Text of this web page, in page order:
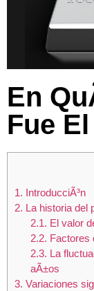
En
Fue
1. IntroducciÃ³n
2. La historia del
2.1. El valor
2.2. Factores
2.3. La
aÃ±os
3. Variaciones